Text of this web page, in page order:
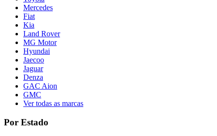
Mercedes
Fiat
Kia
Land Rover
MG Motor
Hyundai
Jaecoo
Jaguar
Denza
GAC Aion
GMC
Ver todas as marcas
Por Estado